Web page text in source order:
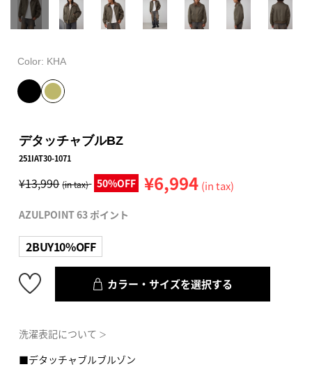
Color: KHA
デタッチャブルBZ
251IAT30-1071
¥13,990 (in tax) 50%OFF ¥6,994 (in tax)
AZULPOINT 63 ポイント
2BUY10%OFF
カラー・サイズを選択する
洗濯表記について ＞
■デタッチャブルブルゾン